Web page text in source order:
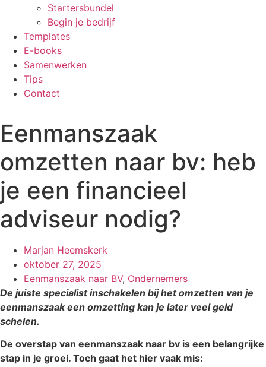
Startersbundel
Begin je bedrijf
Templates
E-books
Samenwerken
Tips
Contact
Eenmanszaak
omzetten naar bv: heb
je een financieel
adviseur nodig?
Marjan Heemskerk
oktober 27, 2025
Eenmanszaak naar BV, Ondernemers
De juiste specialist inschakelen bij het omzetten van je
eenmanszaak een omzetting kan je later veel geld
schelen.
De overstap van eenmanszaak naar bv is een belangrijke
stap in je groei. Toch gaat het hier vaak mis: